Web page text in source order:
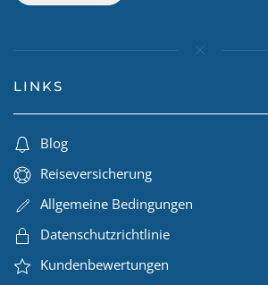
LINKS
Blog
Reiseversicherung
Allgemeine Bedingungen
Datenschutzrichtlinie
Kundenbewertungen